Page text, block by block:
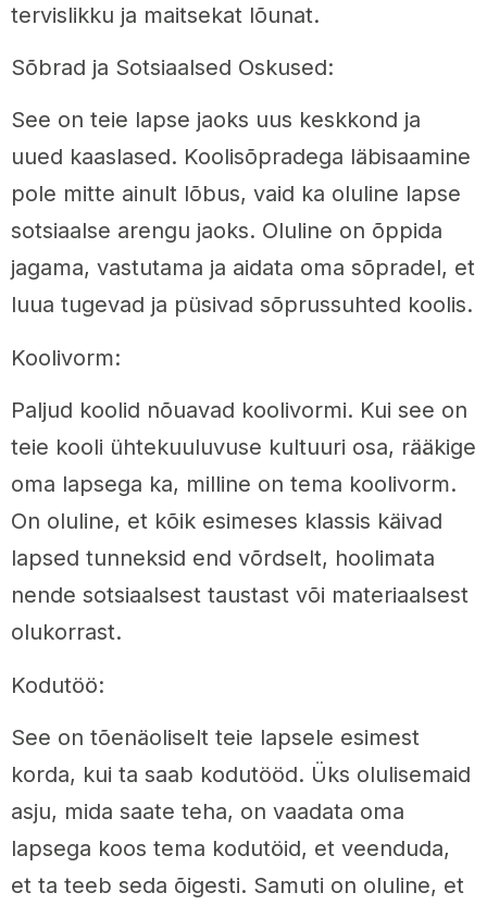
tervislikku ja maitsekat lõunat.
Sõbrad ja Sotsiaalsed Oskused:
See on teie lapse jaoks uus keskkond ja
uued kaaslased. Koolisõpradega läbisaamine
pole mitte ainult lõbus, vaid ka oluline lapse
sotsiaalse arengu jaoks. Oluline on õppida
jagama, vastutama ja aidata oma sõpradel, et
luua tugevad ja püsivad sõprussuhted koolis.
Koolivorm:
Paljud koolid nõuavad koolivormi. Kui see on
teie kooli ühtekuuluvuse kultuuri osa, rääkige
oma lapsega ka, milline on tema koolivorm.
On oluline, et kõik esimeses klassis käivad
lapsed tunneksid end võrdselt, hoolimata
nende sotsiaalsest taustast või materiaalsest
olukorrast.
Kodutöö:
See on tõenäoliselt teie lapsele esimest
korda, kui ta saab kodutööd. Üks olulisemaid
asju, mida saate teha, on vaadata oma
lapsega koos tema kodutöid, et veenduda,
et ta teeb seda õigesti. Samuti on oluline, et